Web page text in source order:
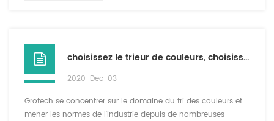
choisissez le trieur de couleurs, choisissez GroTech
2020-Dec-03
Grotech se concentrer sur le domaine du tri des couleurs et
mener les normes de l'industrie depuis de nombreuses